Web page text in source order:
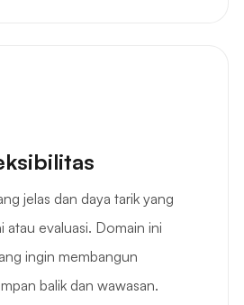
jelas dan daya tarik yang
atau evaluasi. Domain ini
ingin membangun
balik dan wawasan.